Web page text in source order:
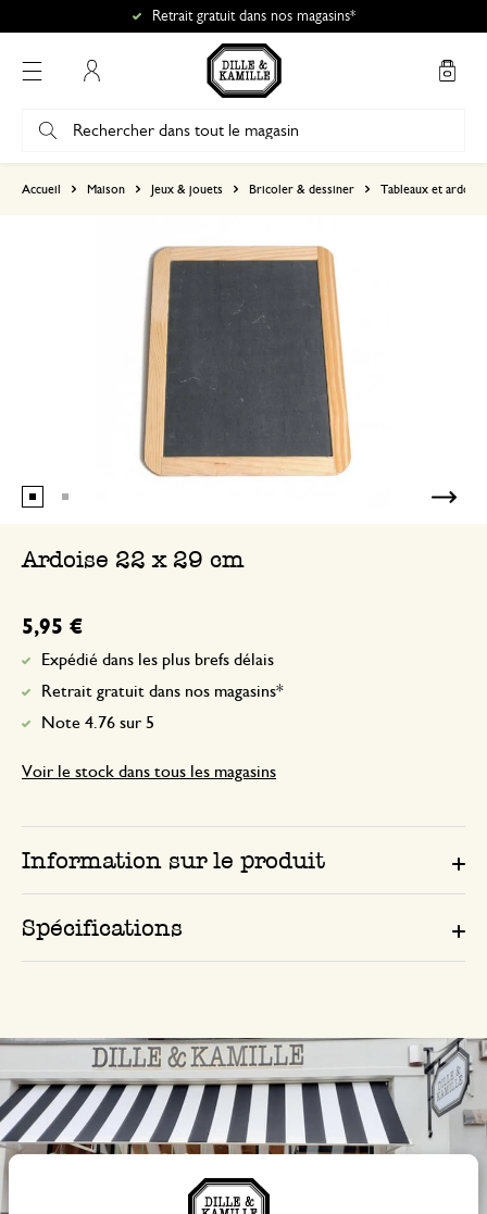
Retrait gratuit dans nos magasins*
Accueil Maison Jeux & jouets Bricoler & dessiner Tableaux et
Ardoise 22 x 29 cm
5,95 €
Expédié dans les plus brefs délais
Retrait gratuit dans nos magasins*
Note 4.76 sur 5
Voir le stock dans tous les magasins
Information sur le produit
Spécifications